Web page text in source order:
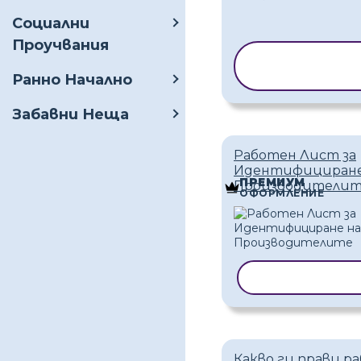
Социални
Проучвания
Ранно Начално
Забавни Неща
Работен Лист за
ПРЕМИУМ
ОФОРМЛЕНИЕ